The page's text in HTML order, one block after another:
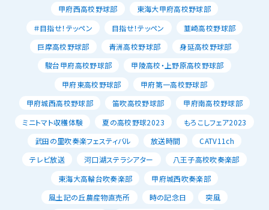
甲府西高校野球部
東海大甲府高校野球部
＃目指せ！テッペン
目指せ！テッペン
韮崎高校野球部
巨摩高校野球部
青洲高校野球部
身延高校野球部
駿台甲府高校野球部
甲陵高校・上野原高校野球部
甲府東高校野球部
甲府第一高校野球部
甲府城西高校野球部
笛吹高校野球部
甲府南高校野球部
ミニトマト収穫体験
夏の高校野球2023
もろこしフェア2023
武田の里吹奏楽フェスティバル
放送時間
CATV11ch
テレビ放送
河口湖ステラシアター
八王子高校吹奏楽部
東海大高輪台吹奏楽部
甲府城西吹奏楽部
風土記の丘農産物直売所
時の記念日
突風